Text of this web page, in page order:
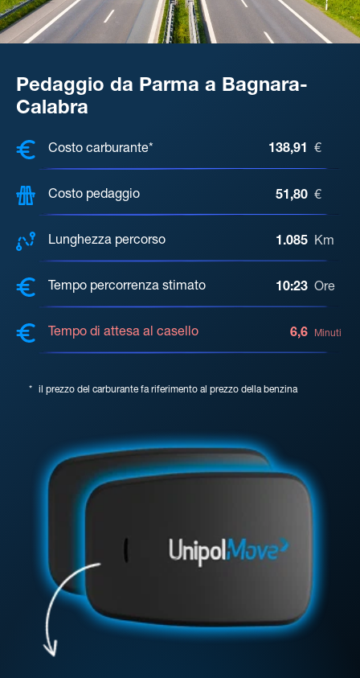
Pedaggio da Parma a Bagnara-
Calabra
COSTI, DISTANZA, TEMPO DI
Costo carburante* 138,91 €
Costo pedaggio 51,80 €
Lunghezza percorso 1.085 Km
Tempo percorrenza stimato 10:23 Ore
Tempo di attesa al casello 6,6 Minuti
* il prezzo del carburante fa riferimento al prezzo della benzina